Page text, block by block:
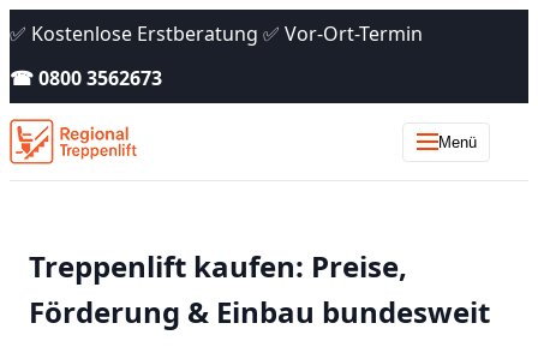
✅ Kostenlose Erstberatung ✅ Vor-Ort-Termin
☎ 0800 3562673
Menü
Treppenlift kaufen: Preise,
Förderung & Einbau bundesweit